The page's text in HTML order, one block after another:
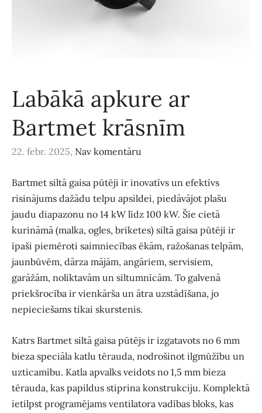
Labākā apkure ar
Bartmet krāsnīm
22. febr. 2025, Nav komentāru
Bartmet siltā gaisa pūtēji ir inovatīvs un efektīvs
risinājums dažādu telpu apsildei, piedāvājot plašu
jaudu diapazonu no 14 kW līdz 100 kW. Šie cietā
kurināmā (malka, ogles, briketes) siltā gaisa pūtēji ir
īpaši piemēroti saimniecības ēkām, ražošanas telpām,
jaunbūvēm, dārza mājām, angāriem, servisiem,
garāžām, noliktavām un siltumnīcām. To galvenā
priekšrocība ir vienkārša un ātra uzstādīšana, jo
nepieciešams tikai skurstenis.
Katrs Bartmet siltā gaisa pūtējs ir izgatavots no 6 mm
bieza speciāla katlu tērauda, nodrošinot ilgmūžību un
uzticamību. Katla apvalks veidots no 1,5 mm bieza
tērauda, kas papildus stiprina konstrukciju. Komplektā
ietilpst programējams ventilatora vadības bloks, kas